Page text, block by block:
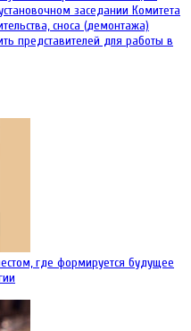
заседании Комитета
сноса (демонтажа)
представителей для работы в
где формируется будущее